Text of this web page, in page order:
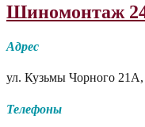
Шиномонтаж
Адрес
ул. Кузьмы Чорного
Телефоны